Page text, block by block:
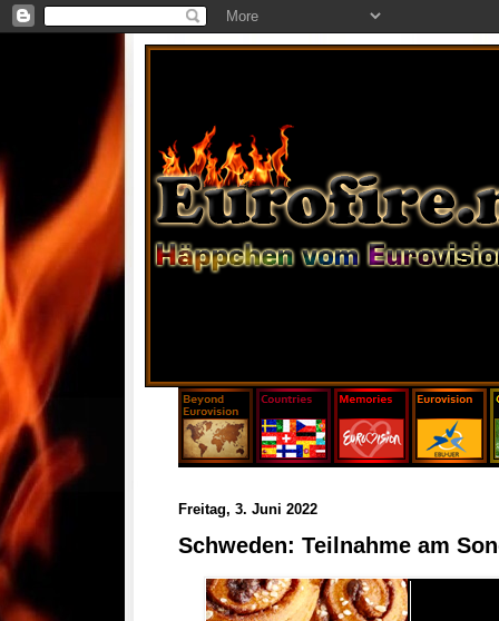
Freitag, 3. Juni 2022
Schweden: Teilnahme am